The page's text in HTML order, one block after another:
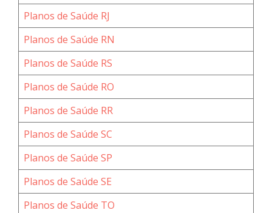
Planos de Saúde RJ
Planos de Saúde RN
Planos de Saúde RS
Planos de Saúde RO
Planos de Saúde RR
Planos de Saúde SC
Planos de Saúde SP
Planos de Saúde SE
Planos de Saúde TO